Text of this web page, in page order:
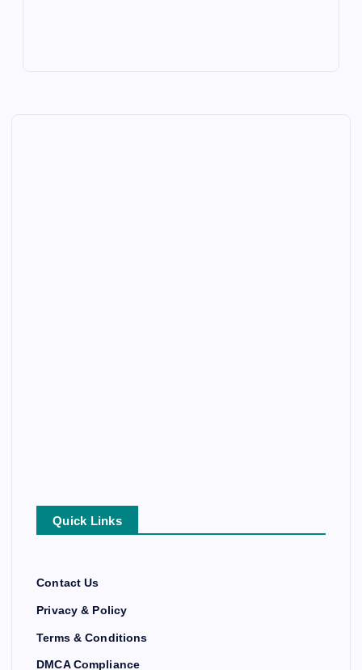
Quick Links
Contact Us
Privacy & Policy
Terms & Conditions
DMCA Compliance